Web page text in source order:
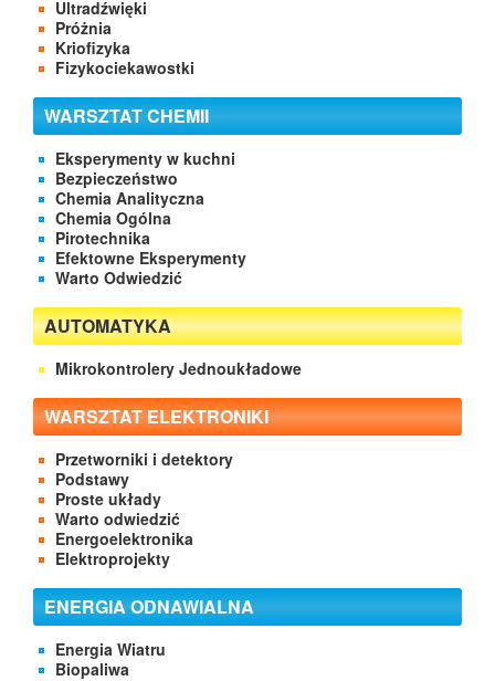
Ultradźwięki
Próżnia
Kriofizyka
Fizykociekawostki
WARSZTAT CHEMII
Eksperymenty w kuchni
Bezpieczeństwo
Chemia Analityczna
Chemia Ogólna
Pirotechnika
Efektowne Eksperymenty
Warto Odwiedzić
AUTOMATYKA
Mikrokontrolery Jednoukładowe
WARSZTAT ELEKTRONIKI
Przetworniki i detektory
Podstawy
Proste układy
Warto odwiedzić
Energoelektronika
Elektroprojekty
ENERGIA ODNAWIALNA
Energia Wiatru
Biopaliwa